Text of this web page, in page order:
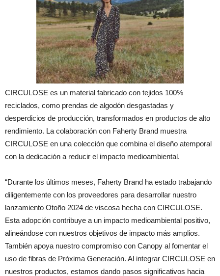
CIRCULOSE es un material fabricado con tejidos 100%
reciclados, como prendas de algodón desgastadas y
desperdicios de producción, transformados en productos de alto
rendimiento. La colaboración con Faherty Brand muestra
CIRCULOSE en una colección que combina el diseño atemporal
con la dedicación a reducir el impacto medioambiental.
“Durante los últimos meses, Faherty Brand ha estado trabajando
diligentemente con los proveedores para desarrollar nuestro
lanzamiento Otoño 2024 de viscosa hecha con CIRCULOSE.
Esta adopción contribuye a un impacto medioambiental positivo,
alineándose con nuestros objetivos de impacto más amplios.
También apoya nuestro compromiso con Canopy al fomentar el
uso de fibras de Próxima Generación. Al integrar CIRCULOSE en
nuestros productos, estamos dando pasos significativos hacia